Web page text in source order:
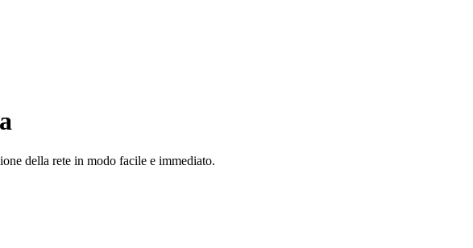
della rete in modo facile e immediato.